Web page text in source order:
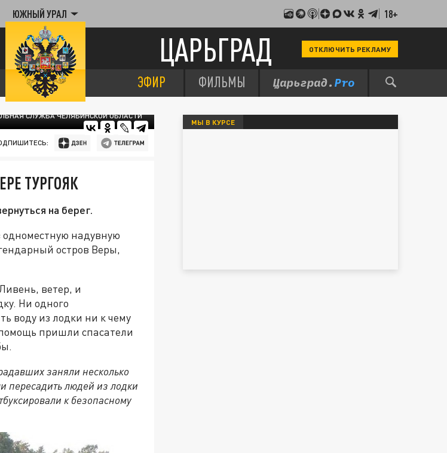
ЮЖНЫЙ УРАЛ 18+
ЦАРЬГРАД ОТКЛЮЧИТЬ РЕКЛАМУ
ЭФИР ФИЛЬМЫ
СЛУЖБА ЧЕЛЯБИНСКОЙ ОБЛАСТИ
ТУРГОЯК
на берег.
одноместную надувную
остров Веры,
ветер, и
Ни одного
воду из лодки ни к чему
пришли спасатели
заняли несколько
пересадить людей из лодки
к безопасному
МЫ В КУРСЕ